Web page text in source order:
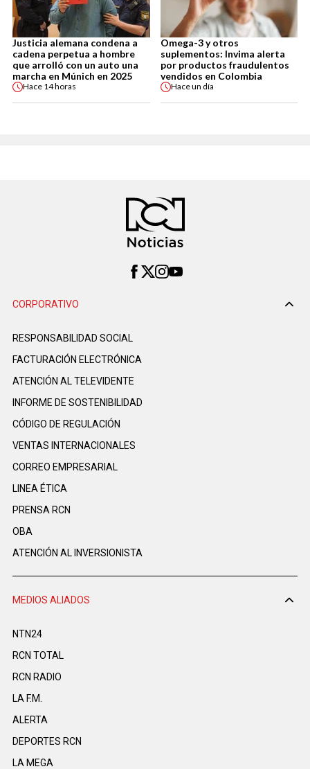
Justicia alemana condena a
cadena perpetua a hombre
que arrolló con un auto una
marcha en Múnich en 2025
Hace 14 horas
Omega-3 y otros
suplementos: Invima alerta
por productos fraudulentos
vendidos en Colombia
Haceun día
CORPORATIVO
RESPONSABILIDAD SOCIAL
FACTURACIÓN ELECTRÓNICA
ATENCIÓN AL TELEVIDENTE
INFORME DE SOSTENIBILIDAD
CÓDIGO DE REGULACIÓN
VENTAS INTERNACIONALES
CORREO EMPRESARIAL
LINEA ÉTICA
PRENSA RCN
OBA
ATENCIÓN AL INVERSIONISTA
MEDIOS ALIADOS
NTN24
RCN TOTAL
RCN RADIO
LA F.M.
ALERTA
DEPORTES RCN
LA MEGA